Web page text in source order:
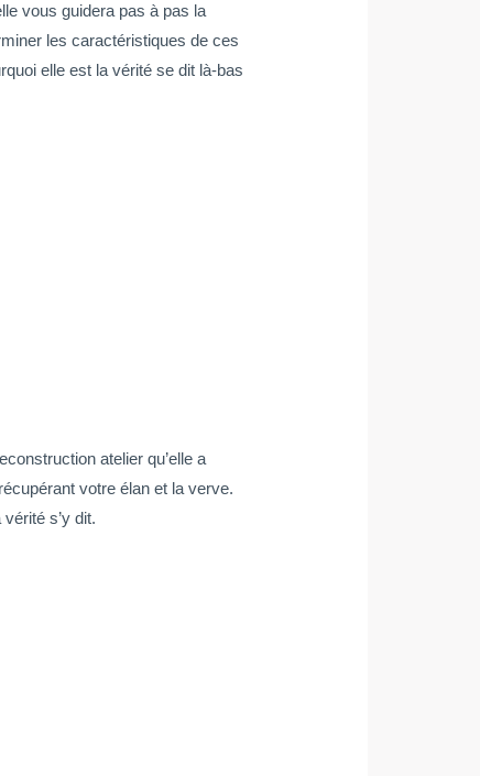
vous guidera pas à pas la
les caractéristiques de ces
elle est la vérité se dit là-bas
atelier qu’elle a
votre élan et la verve.
s’y dit.